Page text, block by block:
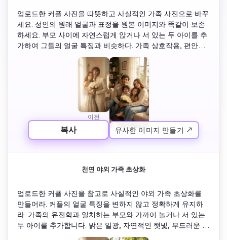
업로드한 커플 사진을 따뜻하고 사실적인 가족 사진으로 바꾸
세요. 성인의 원래 얼굴과 표정을 원본 이미지와 똑같이 보존
하세요. 부모 사이에 자연스럽게 앉거나 서 있는 두 아이를 추
가하여 그들의 얼굴 특징과 비슷하다. 가족 상호작용, 편안한
몸용 언어, 자연스러운 미소. 부드러운 실내 조명, 생활 방식
사진, 솔직한 순간. 사실적, 자연스러운 색깔, 인공이나 만화
이전
이후
복사 유사한 이미지 만들기 ↗
천연 야외 가족 초상화
업로드한 커플 사진을 참고로 사실적인 야외 가족 초상화를
만들어라. 커플의 얼굴 특징을 변하지 않고 정확하게 유지하
라. 가족의 유전학과 일치하는 부모와 가까이 놀거나 서 있는
두 아이를 추가합니다. 밝은 일광, 자연적인 햇빛, 부드러운 그
림자. 고급 사진, 사실적인 영역 깊이, 자연적인 표정. 전문 사